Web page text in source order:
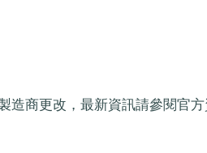
商更改，最新資訊請參閱官方